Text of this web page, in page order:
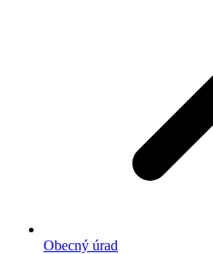
Obecný úrad